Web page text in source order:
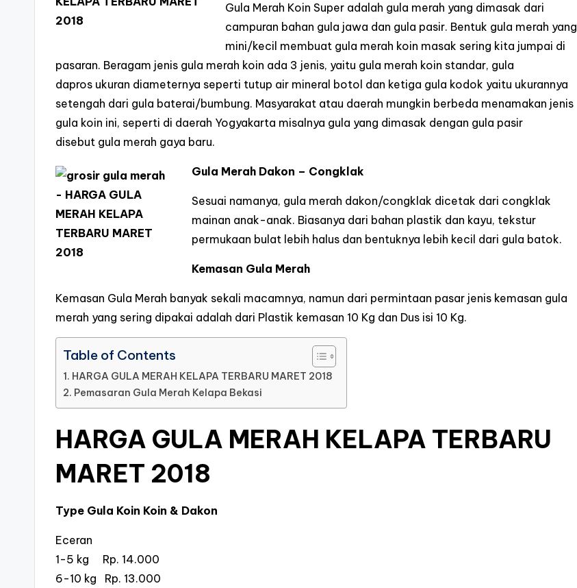
Gula Merah Koin Super adalah gula merah yang dimasak dari
campuran bahan gula jawa dan gula pasir. Bentuk gula merah yang
mini/kecil membuat gula merah koin masak sering kita jumpai di
pasaran. Beragam jenis gula merah koin ada 3 jenis, yaitu gula merah koin standar, gula
dapros ukuran diameternya seperti tutup air mineral botol dan ketiga gula kodok yaitu ukurannya
setengah dari gula baterai/bumbung. Masyarakat atau daerah mungkin berbeda menamakan jenis
gula koin ini, seperti di daerah Yogyakarta misalnya gula yang dimasak dengan gula pasir
disebut gula merah gaya baru.
Gula Merah Dakon – Congklak
Sesuai namanya, gula merah dakon/congklak dicetak dari congklak
mainan anak-anak. Biasanya dari bahan plastik dan kayu, tekstur
permukaan bulat lebih halus dan bentuknya lebih kecil dari gula batok.
Kemasan Gula Merah
Kemasan Gula Merah banyak sekali macamnya, namun dari permintaan pasar jenis kemasan gula
merah yang sering dipakai adalah dari Plastik kemasan 10 Kg dan Dus isi 10 Kg.
Table of Contents
HARGA GULA MERAH KELAPA TERBARU MARET 2018
Pemasaran Gula Merah Kelapa Bekasi
HARGA GULA MERAH KELAPA TERBARU
MARET 2018
Type Gula Koin Koin & Dakon
Eceran
1-5 kg Rp. 14.000
6-10 kg Rp. 13.000